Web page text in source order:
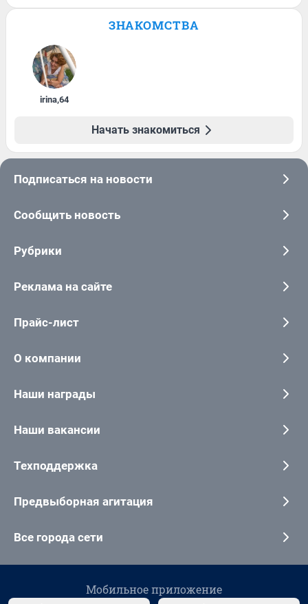
ЗНАКОМСТВА
irina,64
Начать знакомиться
Подписаться на новости
Сообщить новость
Рубрики
Реклама на сайте
Прайс-лист
О компании
Наши награды
Наши вакансии
Техподдержка
Предвыборная агитация
Все города сети
Мобильное приложение